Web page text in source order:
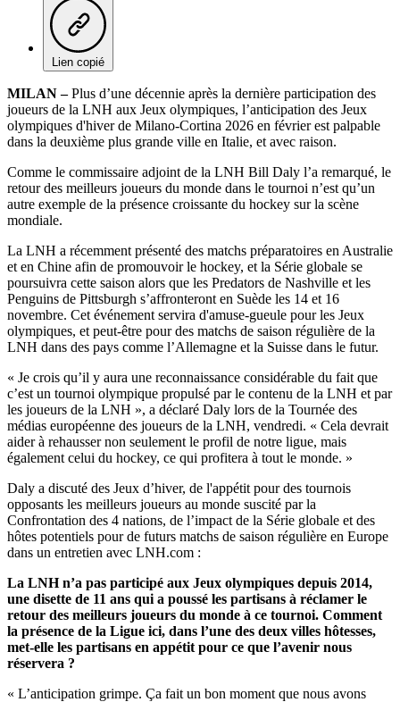
Lien copié
MILAN –Plus d’une décennie après la dernière participation des
joueurs de la LNH aux Jeux olympiques, l’anticipation des Jeux
olympiques d'hiver de Milano-Cortina 2026 en février est palpable
dans la deuxième plus grande ville en Italie, et avec raison.
Comme le commissaire adjoint de la LNH Bill Daly l’a remarqué, le
retour des meilleurs joueurs du monde dans le tournoi n’est qu’un
autre exemple de la présence croissante du hockey sur la scène
mondiale.
La LNH a récemment présenté des matchs préparatoires en Australie
et en Chine afin de promouvoir le hockey, et la Série globale se
poursuivra cette saison alors que les Predators de Nashville et les
Penguins de Pittsburgh s’affronteront en Suède les 14 et 16
novembre. Cet événement servira d'amuse-gueule pour les Jeux
olympiques, et peut-être pour des matchs de saison régulière de la
LNH dans des pays comme l’Allemagne et la Suisse dans le futur.
« Je crois qu’il y aura une reconnaissance considérable du fait que
c’est un tournoi olympique propulsé par le contenu de la LNH et par
les joueurs de la LNH », a déclaré Daly lors de la Tournée des
médias européenne des joueurs de la LNH, vendredi. « Cela devrait
aider à rehausser non seulement le profil de notre ligue, mais
également celui du hockey, ce qui profitera à tout le monde. »
Daly a discuté des Jeux d’hiver, de l'appétit pour des tournois
opposants les meilleurs joueurs au monde suscité par la
Confrontation des 4 nations, de l’impact de la Série globale et des
hôtes potentiels pour de futurs matchs de saison régulière en Europe
dans un entretien avec LNH.com :
La LNH n’a pas participé aux Jeux olympiques depuis 2014,
une disette de 11 ans qui a poussé les partisans à réclamer le
retour des meilleurs joueurs du monde à ce tournoi. Comment
la présence de la Ligue ici, dans l’une des deux villes hôtesses,
met-elle les partisans en appétit pour ce que l’avenir nous
réservera ?
« L’anticipation grimpe. Ça fait un bon moment que nous avons